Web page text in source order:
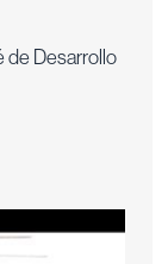
de Desarrollo